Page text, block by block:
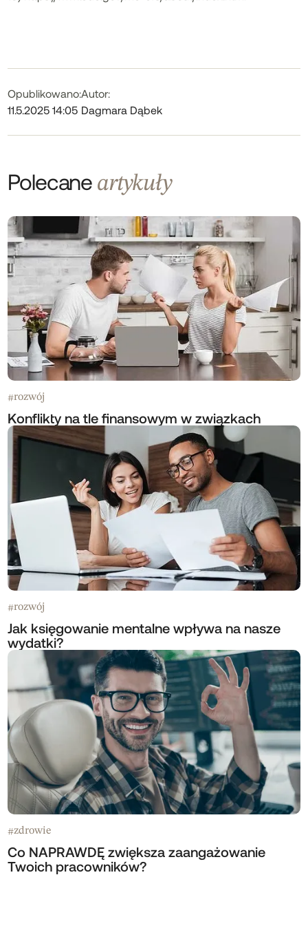
Opublikowano:
11.5.2025 14:05
Autor:
Dagmara Dąbek
Polecane artykuły
#rozwój
Konflikty na tle finansowym w związkach
#rozwój
Jak księgowanie mentalne wpływa na nasze
wydatki?
#zdrowie
Co NAPRAWDĘ zwiększa zaangażowanie
Twoich pracowników?